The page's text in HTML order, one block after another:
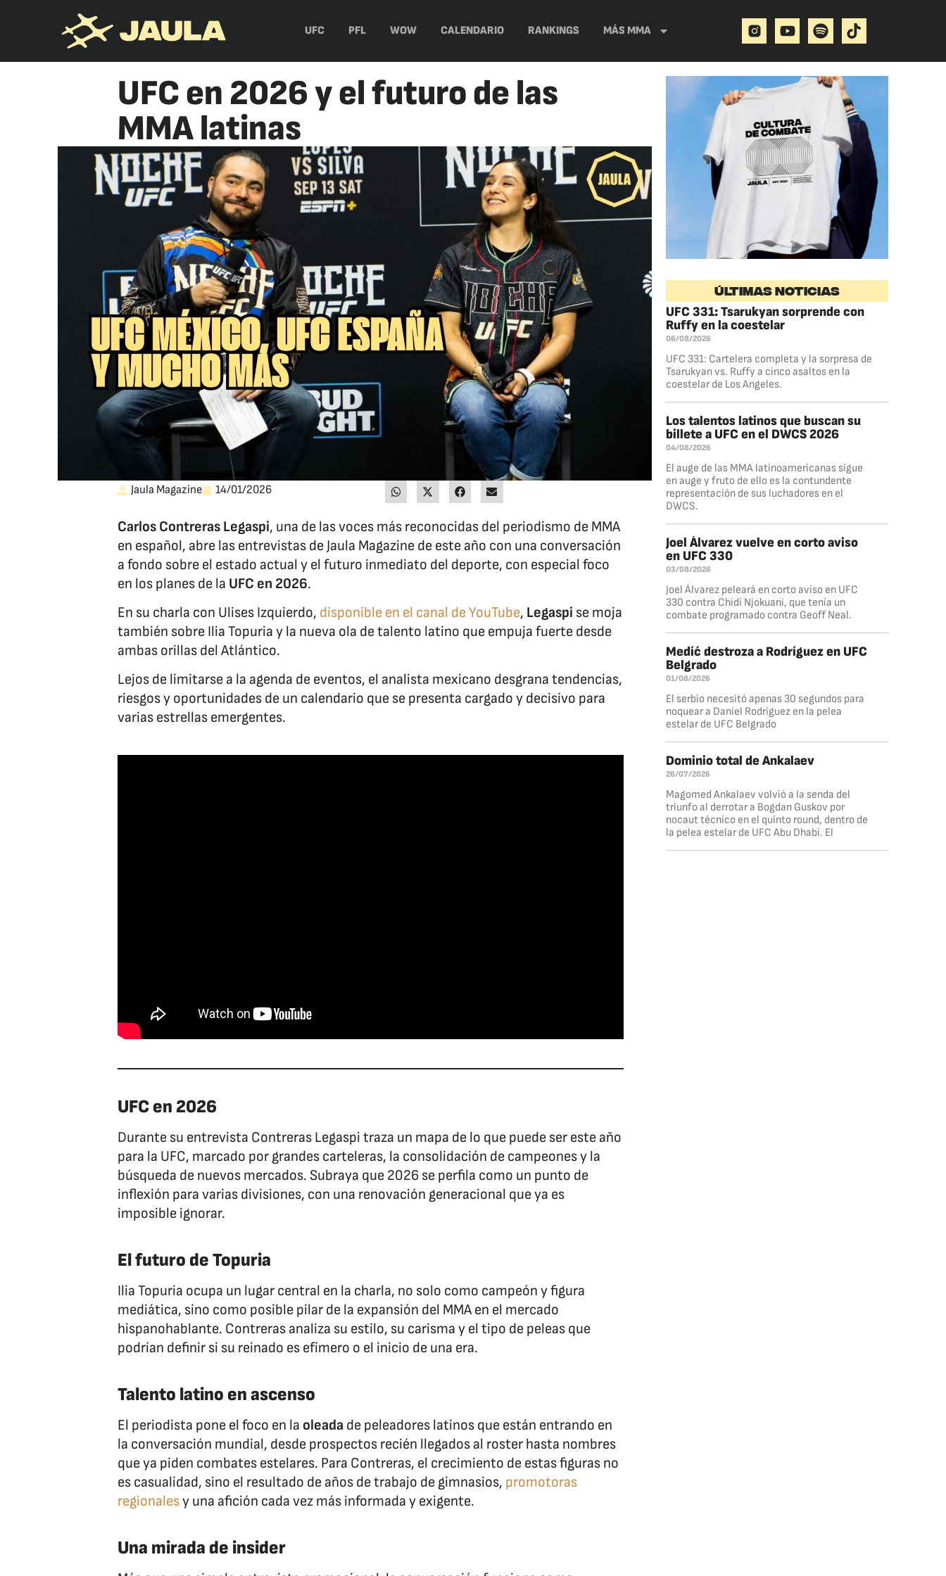
UFC PFL WOW CALENDARIO RANKINGS MÁS MMA
UFC en 2026 y el futuro de las
MMA latinas
Jaula Magazine 14/01/2026
Carlos Contreras Legaspi, una de las voces más reconocidas del periodismo de MMA
en español, abre las entrevistas de Jaula Magazine de este año con una conversación
a fondo sobre el estado actual y el futuro inmediato del deporte, con especial foco
en los planes de la UFC en 2026.
En su charla con Ulises Izquierdo, disponible en el canal de YouTube, Legaspi se moja
también sobre Ilia Topuria y la nueva ola de talento latino que empuja fuerte desde
ambas orillas del Atlántico.
Lejos de limitarse a la agenda de eventos, el analista mexicano desgrana tendencias,
riesgos y oportunidades de un calendario que se presenta cargado y decisivo para
varias estrellas emergentes.
UFC en 2026
Durante su entrevista Contreras Legaspi traza un mapa de lo que puede ser este año
para la UFC, marcado por grandes carteleras, la consolidación de campeones y la
búsqueda de nuevos mercados. Subraya que 2026 se perfila como un punto de
inflexión para varias divisiones, con una renovación generacional que ya es
imposible ignorar.
El futuro de Topuria
Ilia Topuria ocupa un lugar central en la charla, no solo como campeón y figura
mediática, sino como posible pilar de la expansión del MMA en el mercado
hispanohablante. Contreras analiza su estilo, su carisma y el tipo de peleas que
podrían definir si su reinado es efímero o el inicio de una era.​
Talento latino en ascenso
El periodista pone el foco en la oleada de peleadores latinos que están entrando en
la conversación mundial, desde prospectos recién llegados al roster hasta nombres
que ya piden combates estelares. Para Contreras, el crecimiento de estas figuras no
es casualidad, sino el resultado de años de trabajo de gimnasios, promotoras
regionalesy una afición cada vez más informada y exigente.
Una mirada de insider
ÚLTIMAS NOTICIAS
UFC 331: Tsarukyan sorprende con
Ruffy en la coestelar
06/08/2026
UFC 331: Cartelera completa y la sorpresa de
Tsarukyan vs. Ruffy a cinco asaltos en la
coestelar de Los Angeles.
Los talentos latinos que buscan su
billete a UFC en el DWCS 2026
04/08/2026
El auge de las MMA latinoamericanas sigue
en auge y fruto de ello es la contundente
representación de sus luchadores en el
DWCS.
Joel Álvarez vuelve en corto aviso
en UFC 330
03/08/2026
Joel Álvarez peleará en corto aviso en UFC
330 contra Chidi Njokuani, que tenía un
combate programado contra Geoff Neal.
Medíć destroza a Rodríguez en UFC
Belgrado
01/08/2026
El serbio necesitó apenas 30 segundos para
noquear a Daniel Rodríguez en la pelea
estelar de UFC Belgrado
Dominio total de Ankalaev
26/07/2026
Magomed Ankalaev volvió a la senda del
triunfo al derrotar a Bogdan Guskov por
nocaut técnico en el quinto round, dentro de
la pelea estelar de UFC Abu Dhabi. El